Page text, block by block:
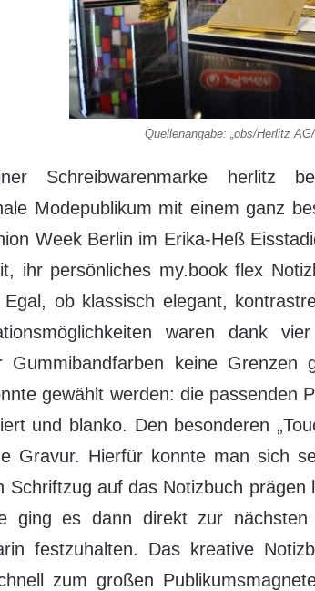
Quellenangabe: „obs/Herlitz
Schreibwarenmarke herlitz
Modepublikum mit einem ganz
Week Berlin im Erika-Heß
ihr persönliches my.book flex
Egal, ob klassisch elegant,
waren dank
Gummibandfarben keine
gewählt werden: die passenden
und blanko. Den besonderen
Gravur. Hierfür konnte man sich
Schriftzug auf das Notizbuch
ging es dann direkt zur
festzuhalten. Das kreative
zum großen